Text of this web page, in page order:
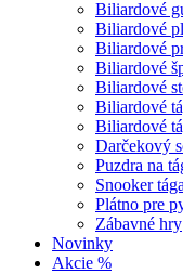
Biliardové
Biliardové
Biliardové
Biliardové
Biliardové
Biliardové
Biliardové
Darčekový
Puzdra na
Snooker tága
Plátno pre
Zábavné hry
Novinky
Akcie %